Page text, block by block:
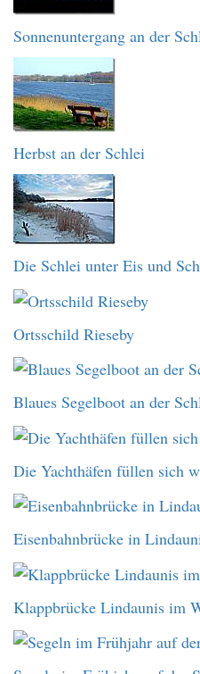
Sonnenuntergang an der
Herbst an der Schlei
Die Schlei unter Eis und
Ortsschild Rieseby
Blaues Segelboot an der
Die Yachthäfen füllen sich
Eisenbahnbrücke in
Klappbrücke Lindaunis im